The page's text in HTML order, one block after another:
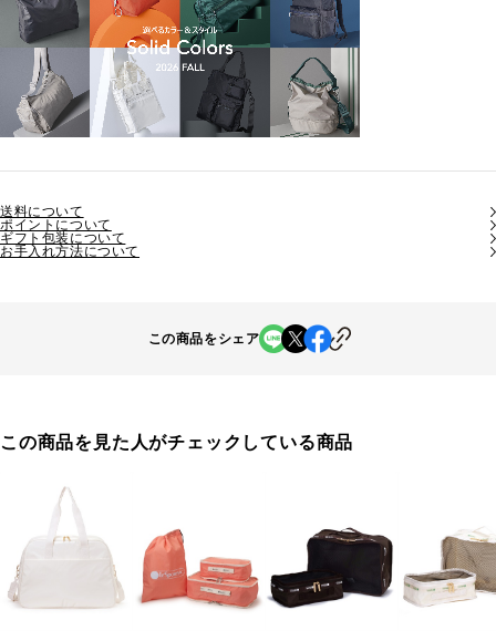
送料について
ポイントについて
ギフト包装について
お手入れ方法について
この商品をシェア
この商品を見た人がチェックしている商品